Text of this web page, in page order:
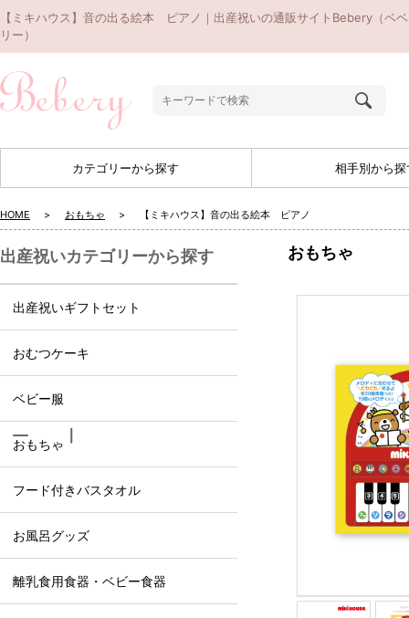
【ミキハウス】音の出る絵本 ピアノ｜出産祝いの通販サイトBebery（ベベ
リー）
カテゴリーから探す 相手別から探
HOME おもちゃ 【ミキハウス】音の出る絵本 ピアノ
おもちゃ
出産祝いカテゴリーから探す
出産祝いギフトセット
おむつケーキ
ベビー服
おもちゃ
フード付きバスタオル
お風呂グッズ
離乳食用食器・ベビー食器